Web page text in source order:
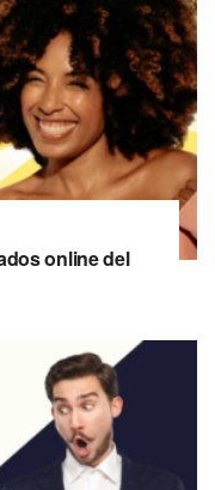
online del